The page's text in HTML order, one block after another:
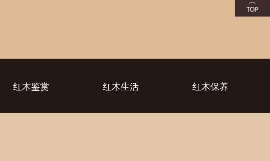
红木鉴赏 红木生活 红木保养